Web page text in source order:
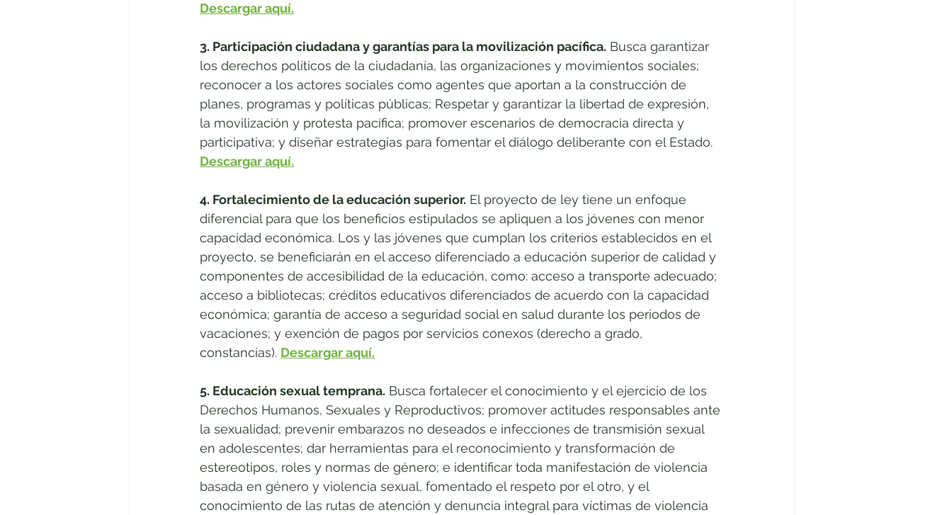
Descargar aquí.
3. Participación ciudadana y garantías para la movilización pacífica. Busca garantizar
los derechos políticos de la ciudadanía, las organizaciones y movimientos sociales;
reconocer a los actores sociales como agentes que aportan a la construcción de
planes, programas y políticas públicas; Respetar y garantizar la libertad de expresión,
la movilización y protesta pacífica; promover escenarios de democracia directa y
participativa; y diseñar estrategias para fomentar el diálogo deliberante con el Estado.
Descargar aquí.
4. Fortalecimiento de la educación superior. El proyecto de ley tiene un enfoque
diferencial para que los beneficios estipulados se apliquen a los jóvenes con menor
capacidad económica. Los y las jóvenes que cumplan los criterios establecidos en el
proyecto, se beneficiarán en el acceso diferenciado a educación superior de calidad y
componentes de accesibilidad de la educación, como: acceso a transporte adecuado;
acceso a bibliotecas; créditos educativos diferenciados de acuerdo con la capacidad
económica; garantía de acceso a seguridad social en salud durante los periodos de
vacaciones; y exención de pagos por servicios conexos (derecho a grado,
constancias). Descargar aquí.
5. Educación sexual temprana. Busca fortalecer el conocimiento y el ejercicio de los
Derechos Humanos, Sexuales y Reproductivos; promover actitudes responsables ante
la sexualidad; prevenir embarazos no deseados e infecciones de transmisión sexual
en adolescentes; dar herramientas para el reconocimiento y transformación de
estereotipos, roles y normas de género; e identificar toda manifestación de violencia
basada en género y violencia sexual, fomentado el respeto por el otro, y el
conocimiento de las rutas de atención y denuncia integral para víctimas de violencia